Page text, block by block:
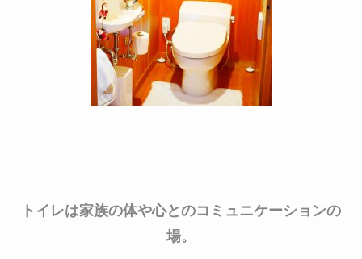
トイレは家族の体や心とのコミュニケーションの
場。